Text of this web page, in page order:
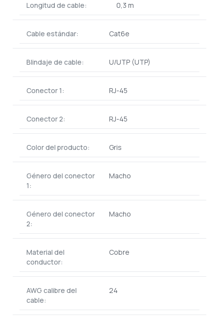
Longitud de cable: 0,3 m
Cable estándar: Cat6e
Blindaje de cable: U/UTP (UTP)
Conector 1: RJ-45
Conector 2: RJ-45
Color del producto: Gris
Género del conector
1:
Macho
Género del conector
2:
Macho
Material del
conductor:
Cobre
AWG calibre del
cable:
24